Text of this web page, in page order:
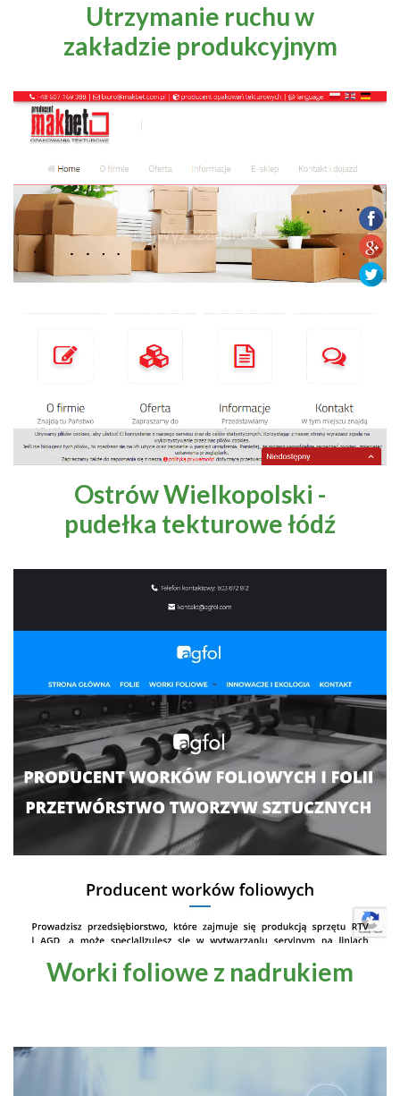
Utrzymanie ruchu w
zakładzie produkcyjnym
Ostrów Wielkopolski -
pudełka tekturowe łódź
Worki foliowe z nadrukiem